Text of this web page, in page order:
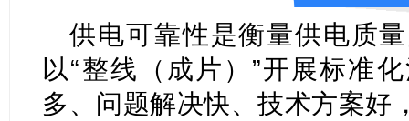
供电可靠性是衡量供电质
以“整线（成片）”开展标准
多、问题解决快、技术方案好